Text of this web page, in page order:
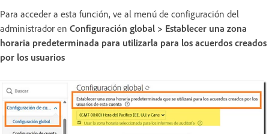
Para acceder a esta función, ve al menú de configuración del
administrador en Configuración global > Establecer una zona
horaria predeterminada para utilizarla para los acuerdos creados
por los usuarios